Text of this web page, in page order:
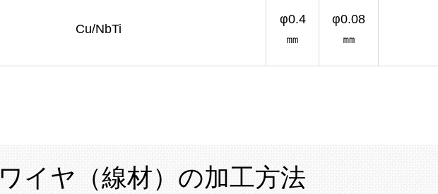
Cu/NbTi
φ0.4
㎜
φ0.08
㎜
ワイヤ（線材）の加工方法